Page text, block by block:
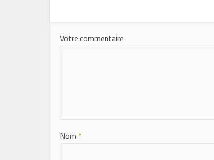
Votre commentaire
Nom *